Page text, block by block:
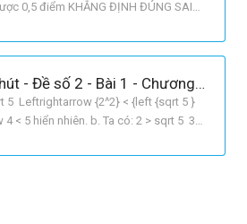
0,5 điểm KHẲNG ĐỊNH ĐÚNG SAI
5} là 5 × Với a>b>0 thì sqrt a sqrt b <
Đề kiểm tra 15 phút - Đề số 2 - Bài 1 - Chương 1 - Đại số 9
5 Leftrightarrow {2^2} < {left {sqrt 5 }
< 5 hiển nhiên. b. Ta có: 2 > sqrt 5 3
> 5 hiển nhiên BÀI 2. a. Ta có: {x^2} =